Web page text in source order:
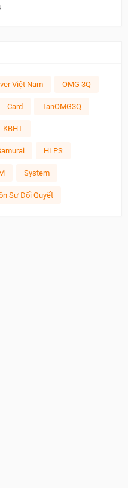
Việt Nam OMG 3Q
Card TanOMG3Q
KBHT
HLPS
System
Sư Đối Quyết